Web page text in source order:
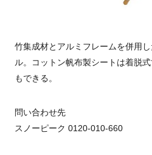
竹集成材とアルミフレームを併用
ル。コットン帆布製シートは着脱
もできる。
問い合わせ先
スノーピーク 0120-010-660